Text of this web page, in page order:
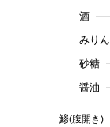
酒
みりん
砂糖
醤油
鯵(腹開き)